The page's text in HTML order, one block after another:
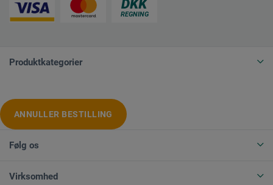
Produktkategorier
ANNULLER BESTILLING
Følg os
Virksomhed